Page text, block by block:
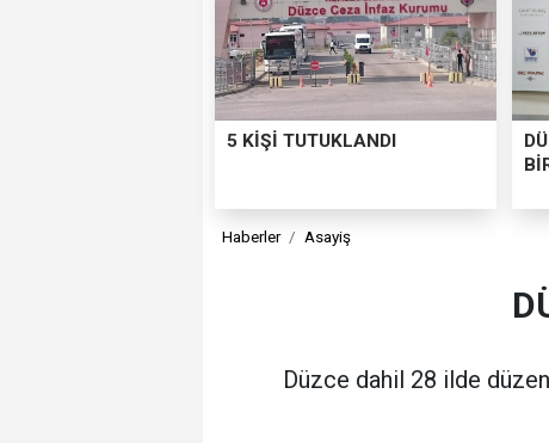
12:46 - DÜZCE TSO OLAĞAN MECLİS
5 KİŞİ TUTUKLANDI
Haberler Asayiş
Düzce dahil 28 ilde